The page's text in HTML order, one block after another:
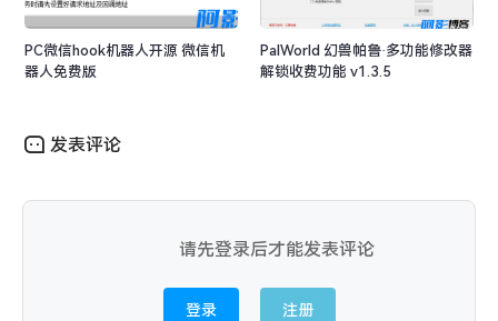
PC微信hook机器人开源 微信机
器人免费版
PalWorld 幻兽帕鲁·多功能修改器
解锁收费功能 v1.3.5
发表评论
请先登录后才能发表评论
登录 注册